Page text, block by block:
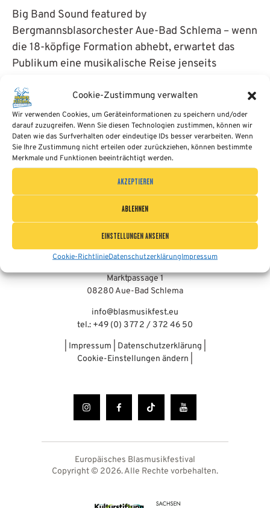
Cookie-Zustimmung verwalten
Wir verwenden Cookies, um Geräteinformationen zu speichern und/oder
darauf zuzugreifen. Wenn Sie diesen Technologien zustimmen, können wir
Daten wie das Surfverhalten oder eindeutige IDs besser verarbeiten. Wenn
Sie Ihre Zustimmung nicht erteilen oder zurückziehen, können bestimmte
Merkmale und Funktionen beeinträchtigt werden.
AKZEPTIEREN
ABLEHNEN
EINSTELLUNGEN ANSEHEN
Cookie-RichtlinieDatenschutzerklärungImpressum
KONTAKT
COOKIE-RICHTLINIE
DEUTSCH
Big Band Sound featured by
Bergmannsblasorchester Aue-Bad Schlema – wenn
die 18-köpfige Formation abhebt, erwartet das
Publikum eine musikalische Reise jenseits
WEITERLESEN...
Schlema e.V.
Marktpassage 1
08280 Aue-Bad Schlema
info@blasmusikfest.eu
tel.: +49 (0) 3 77 2 / 3 72 46 50
Impressum Datenschutzerklärung
Cookie-Einstellungen ändern
Europäisches Blasmusikfestival
Copyright © 2026. Alle Rechte vorbehalten.